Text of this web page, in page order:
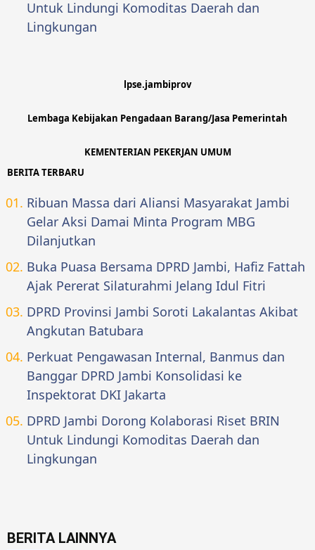
Untuk Lindungi Komoditas Daerah dan
Lingkungan
lpse.jambiprov
Lembaga Kebijakan Pengadaan Barang/Jasa Pemerintah
KEMENTERIAN PEKERJAN UMUM
BERITA TERBARU
Ribuan Massa dari Aliansi Masyarakat Jambi
Gelar Aksi Damai Minta Program MBG
Dilanjutkan
Buka Puasa Bersama DPRD Jambi, Hafiz Fattah
Ajak Pererat Silaturahmi Jelang Idul Fitri
DPRD Provinsi Jambi Soroti Lakalantas Akibat
Angkutan Batubara
Perkuat Pengawasan Internal, Banmus dan
Banggar DPRD Jambi Konsolidasi ke
Inspektorat DKI Jakarta
DPRD Jambi Dorong Kolaborasi Riset BRIN
Untuk Lindungi Komoditas Daerah dan
Lingkungan
BERITA LAINNYA